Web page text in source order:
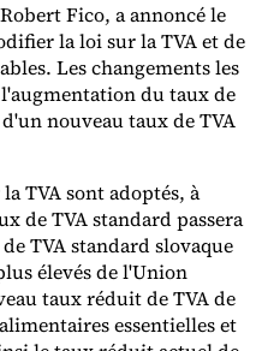
Fico, a annoncé le
la loi sur la TVA et de
Les changements les
du taux de
nouveau taux de TVA
TVA sont adoptés, à
de TVA standard passera
TVA standard slovaque
élevés de l'Union
taux réduit de TVA de
essentielles et